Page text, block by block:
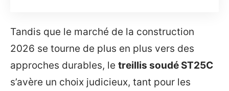
Tandis que le marché de la construction
2026 se tourne de plus en plus vers des
approches durables, le treillis soudé ST25C
s’avère un choix judicieux, tant pour les